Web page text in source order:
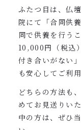
ふたつ目は、仏
院にて「合同供
同で供養を行う
10,000円（税込
付き合いがない
も安心してご利
どちらの方法も
めてお見送りい
中の方は、ぜひ